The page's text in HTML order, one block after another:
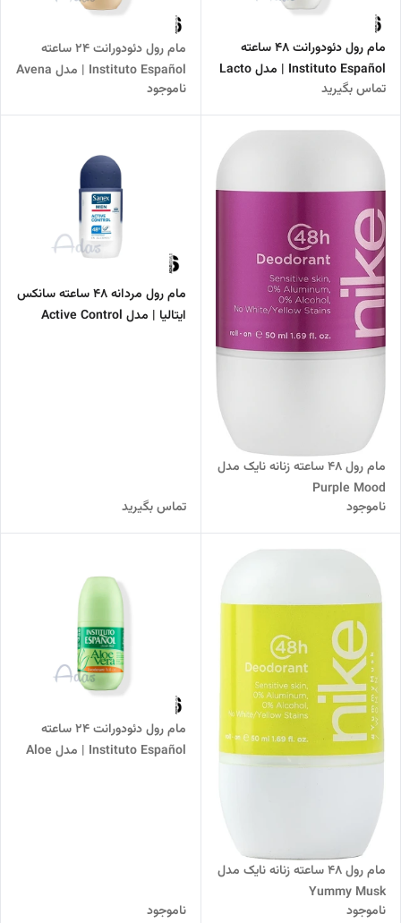
مام رول دئودورانت 48 ساعته
Instituto Español | مدل Lacto
Advance حاوی پروتئین شیر
تماس بگیرید
مام رول دئودورانت 24 ساعته
Instituto Español | مدل Avena
حاوی عصاره جو دوسر
ناموجود
مام رول 48 ساعته زنانه نایک مدل
Purple Mood
ناموجود
مام رول مردانه 48 ساعته سانکس
ایتالیا | مدل Active Control
تماس بگیرید
مام رول 48 ساعته زنانه نایک مدل
Yummy Musk
ناموجود
مام رول دئودورانت 24 ساعته
Instituto Español | مدل Aloe
ناموجود